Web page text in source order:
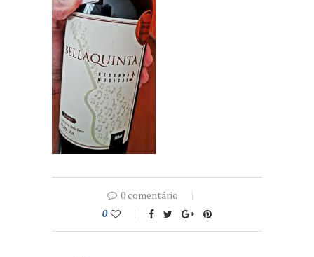
0 comentário
0